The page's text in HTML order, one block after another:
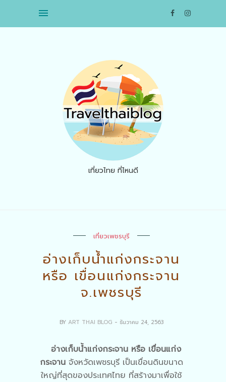
เที่ยวไทย ที่ไหนดี
เที่ยวเพชรบุรี
อ่างเก็บน้ำแก่งกระจาน
หรือ เขื่อนแก่งกระจาน
จ.เพชรบุรี
BY ART THAI BLOG - ธันวาคม 24, 2563
อ่างเก็บน้ำแก่งกระจาน หรือ เขื่อนแก่ง
กระจานจังหวัดเพชรบุรี เป็นเขื่อนดินขนาด
ใหญ่ที่สุดของประเทศไทย ที่สร้างมาเพื่อใช้